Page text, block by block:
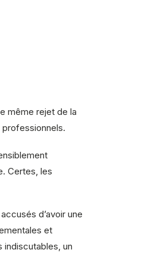
même rejet de la
Certes, les
d’avoir une
et
indiscutables, un